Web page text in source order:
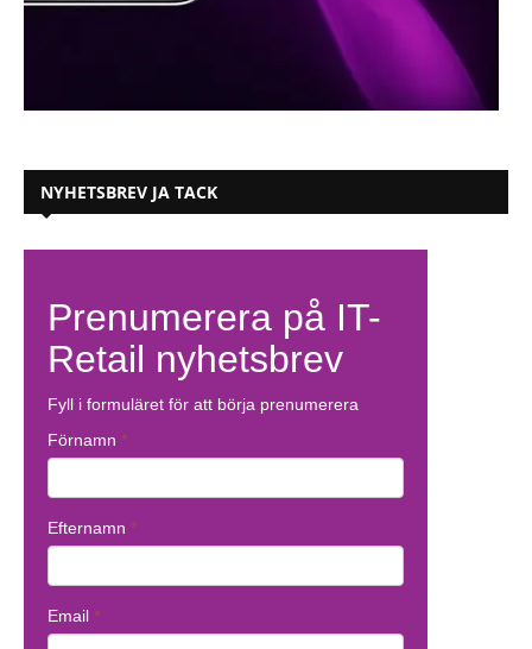
NYHETSBREV JA TACK